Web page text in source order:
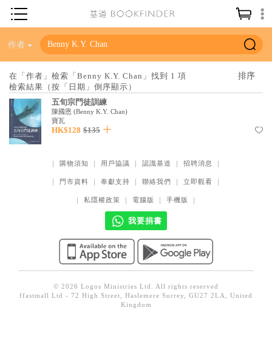
神學／教義
聖經
信仰入門
教會歷史
信徒生活
教會事工
社會／倫理
哲學／宗教比較
見證／傳記
作者
在「作者」檢索「Benny K.Y. Chan」找到 1 項
檢索結果（按「日期」倒序顯示）
五旬宗門徒訓練
陳國恩 (Benny K.Y. Chan)
寶瓦
HK$128 $135
｜ 購物須知 ｜ 用戶協議 ｜ 認識基道 ｜ 招聘消息 ｜
｜ 門市資料 ｜ 奉獻支持 ｜ 聯絡我們 ｜ 立即觀看 ｜
｜ 私隱權政策 ｜ 電腦版 ｜ 手機版 ｜
我要捐書
© 2026 Logos Ministries Ltd. All rights reserved
ffastmall Ltd - 72 High Street, Haslemere Surrey, GU27 2LA, United
Kingdom